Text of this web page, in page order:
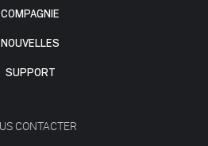
COMPAGNIE
NOUVELLES
SUPPORT
CONTACTER